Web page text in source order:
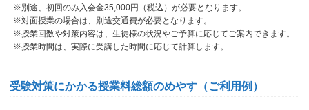
※別途、初回のみ入会金35,000円（税込）が必要となります。
※対面授業の場合は、別途交通費が必要となります。
※授業回数や対策内容は、生徒様の状況やご予算に応じてご案内できます。
※授業時間は、実際に受講した時間に応じて計算します。
受験対策にかかる授業料総額のめやす（ご利用例）